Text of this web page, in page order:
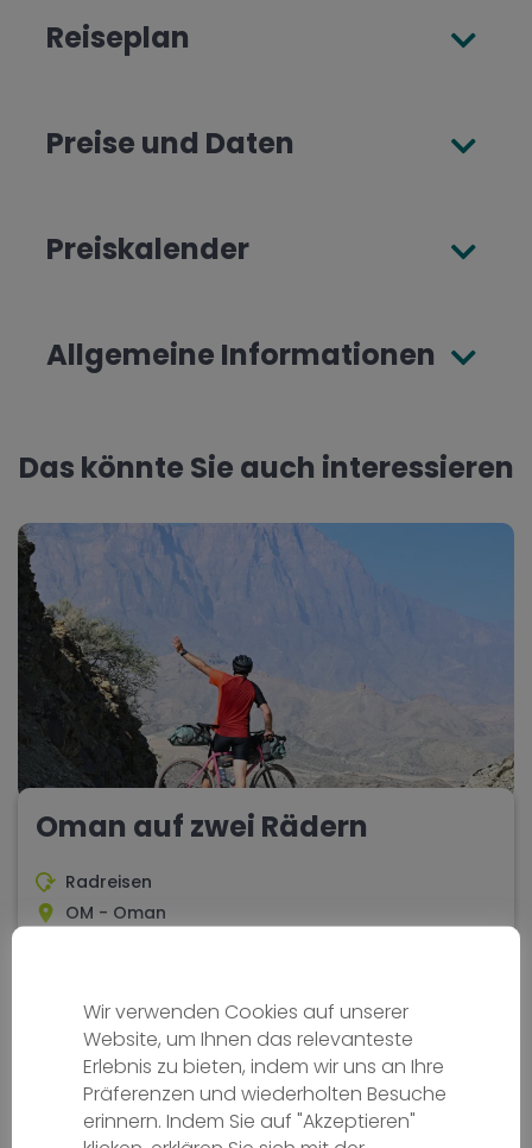
Reiseplan
Preise und Daten
Preiskalender
Allgemeine Informationen
Das könnte Sie auch interessieren
Oman auf zwei Rädern
Radreisen
OM - Oman
10 Tage Schwierigkeit - media
Wir verwenden Cookies auf unserer
Website, um Ihnen das relevanteste
Erlebnis zu bieten, indem wir uns an Ihre
Präferenzen und wiederholten Besuche
erinnern. Indem Sie auf "Akzeptieren"